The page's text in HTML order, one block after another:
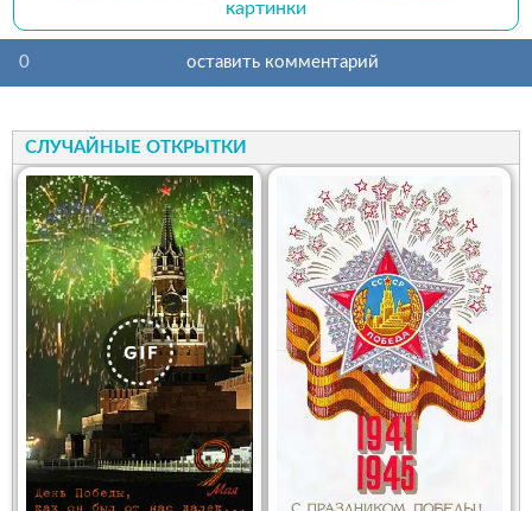
картинки
0 оставить комментарий
СЛУЧАЙНЫЕ ОТКРЫТКИ